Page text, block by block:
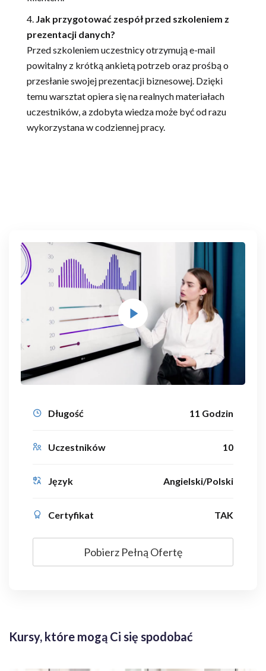
Jak przygotować zespół przed szkoleniem z
prezentacji danych?
Przed szkoleniem uczestnicy otrzymują e-mail
powitalny z krótką ankietą potrzeb oraz prośbą o
przesłanie swojej prezentacji biznesowej. Dzięki
temu warsztat opiera się na realnych materiałach
uczestników, a zdobyta wiedza może być od razu
wykorzystana w codziennej pracy.
Długość 11 Godzin
Uczestników 10
Język Angielski/Polski
Certyfikat TAK
Pobierz Pełną Ofertę
Kursy, które mogą Ci się spodobać